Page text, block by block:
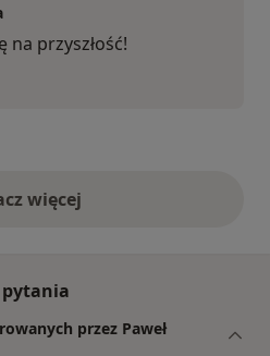
na przyszłość!
więcej
opinie powyżej
pytania
przez Paweł